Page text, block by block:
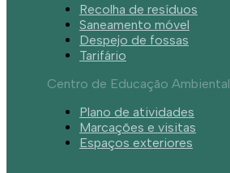
Recolha de resíduos
Saneamento móvel
Despejo de fossas
Tarifário
Centro de Educação Ambiental
Plano de atividades
Marcações e visitas
Espaços exteriores